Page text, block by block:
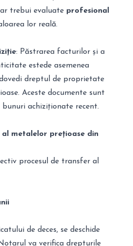
trebui evaluate profesional
lor reală.
: Păstrarea facturilor și a
estede asemenea
dreptul de proprietate
Aceste documente sunt
achiziționate recent.
metalelor prețioase din
procesul de transfer al
de deces, se deschide
va verifica drepturile